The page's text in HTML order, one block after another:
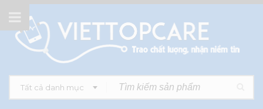
Tất cả danh mục